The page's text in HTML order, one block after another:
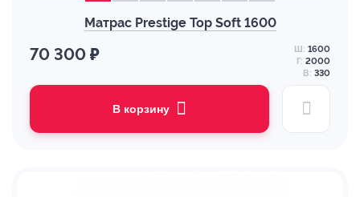
Матрас Prestige Top Soft 1600
70 300 ₽ Ш: 1600
Г: 2000
В: 330
В корзину